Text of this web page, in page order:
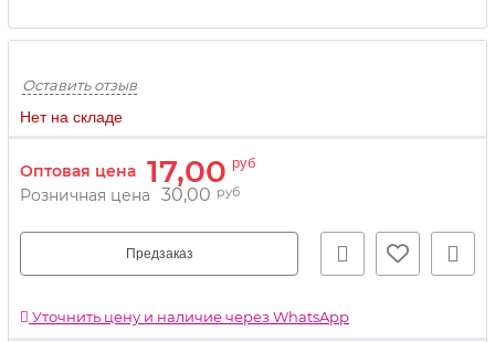
Оставить отзыв
Нет на складе
Оптовая цена 17,00 руб
Розничная цена 30,00 руб
Предзаказ
Уточнить цену и наличие через WhatsApp